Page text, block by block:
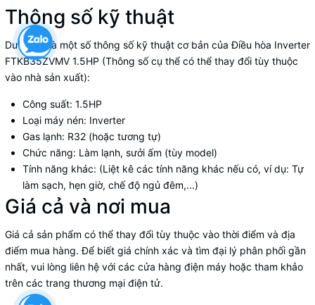
Thông số kỹ thuật
Dưới đây là một số thông số kỹ thuật cơ bản của Điều hòa Inverter
FTKB35ZVMV 1.5HP (Thông số cụ thể có thể thay đổi tùy thuộc
vào nhà sản xuất):
Công suất: 1.5HP
Loại máy nén: Inverter
Gas lạnh: R32 (hoặc tương tự)
Chức năng: Làm lạnh, sưởi ấm (tùy model)
Tính năng khác: (Liệt kê các tính năng khác nếu có, ví dụ: Tự
làm sạch, hẹn giờ, chế độ ngủ đêm,...)
Giá cả và nơi mua
Giá cả sản phẩm có thể thay đổi tùy thuộc vào thời điểm và địa
điểm mua hàng. Để biết giá chính xác và tìm đại lý phân phối gần
nhất, vui lòng liên hệ với các cửa hàng điện máy hoặc tham khảo
trên các trang thương mại điện tử.